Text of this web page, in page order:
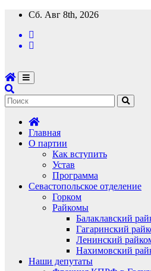
Перейти
содержимому
Сб. Авг 8th, 2026
Главная
О партии
Как вступить
Устав
Программа
Севастопольское отделение
Горком
Райкомы
Балаклавский
Гагаринский
Ленинский
Нахимовский
Наши депутаты